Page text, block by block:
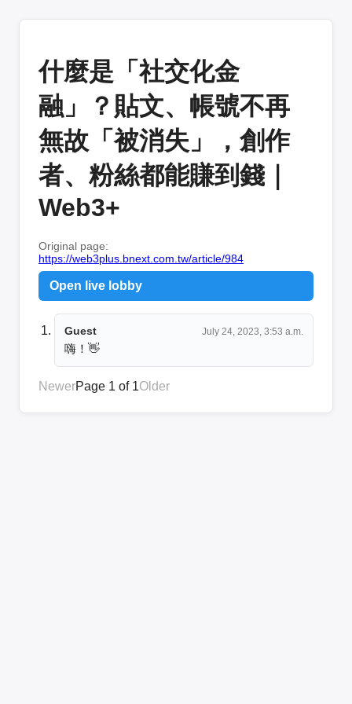
什麼是「社交化金
融」？貼文、帳號不再
無故「被消失」，創作
者、粉絲都能賺到錢｜
Web3+
Original page:
https://web3plus.bnext.com.tw/article/984
Open live lobby
Guest July 24, 2023, 3:53 a.m.
嗨！👋
NewerPage 1 of 1Older